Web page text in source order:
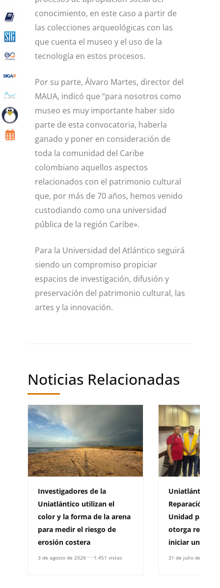
conocimiento, en este caso a partir de
las colecciones arqueológicas con las
que cuenta el museo y el uso de la
tecnología en estos procesos.
Por su parte, Álvaro Martes, director del
MAUA, indicó que “para nosotros como
museo es muy importante haber sido
parte de esta convocatoria, haberla
ganado y poner en consideración de
toda la comunidad del Caribe
colombiano aquellos aspectos
relacionados con el patrimonio cultural
que, por más de 70 años, hemos venido
custodiando como una universidad
pública de la región Caribe».
Para la Universidad del Atlántico seguirá
siendo un compromiso propiciar
espacios de investigación, difusión y
preservación del patrimonio cultural, las
artes y la innovación.
Noticias Relacionadas
Investigadores de la
Uniatlántico utilizan el
color y la forma de la arena
para medir el riesgo de
erosión costera
3 de agosto de 2026 1.451 vistas
Uniatlántico
Reparación
Unidad para
otorga
iniciar un Plan
31 de julio de 2026